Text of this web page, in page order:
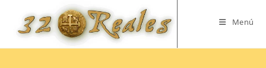
contenido
Menú